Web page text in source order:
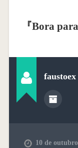
『Bora
faustoex
10 de